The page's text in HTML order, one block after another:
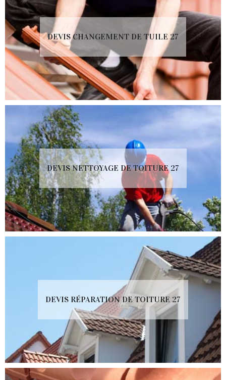
DEVIS CHANGEMENT DE TUILE 27
DEVIS NETTOYAGE DE TOITURE 27
DEVIS RÉPARATION DE TOITURE 27